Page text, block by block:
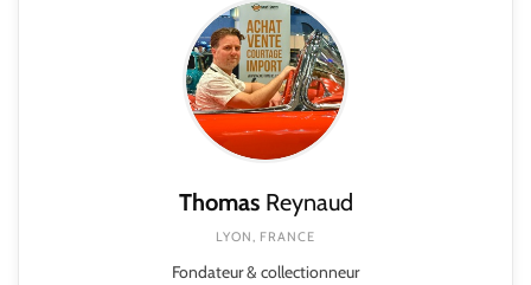
ThomasReynaud
LYON, FRANCE
Fondateur & collectionneur